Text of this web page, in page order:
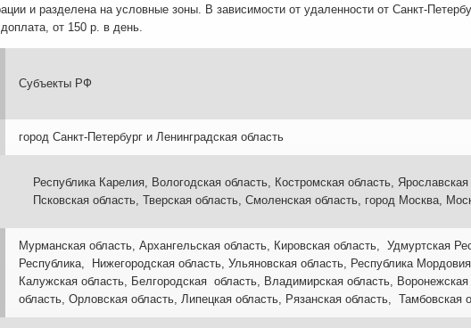
и разделена на условные зоны. В зависимости от удаленности от Санкт-
от 150 р. в день.
Субъекты РФ
город Санкт-Петербург и Ленинградская область
Республика Карелия, Вологодская область, Костромская область,
Псковская область, Тверская область, Смоленская область, город Москва,
Мурманская область, Архангельская область, Кировская область, Удмуртская
Республика, Нижегородская область, Ульяновская область, Республика
Калужская область, Белгородская область, Владимирская область,
область, Орловская область, Липецкая область, Рязанская область, Тамбовская